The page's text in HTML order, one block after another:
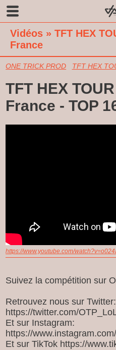
Vidéos » TFT HEX
France
ONE TRICK PROD TFT HEX
TFT HEX
France - TOP
https://www.youtube.com/
Suivez la compétition sur
Retrouvez nous sur Twitter:
https://twitter.com/
Et sur Instagram:
https://
Et sur TikTok https://